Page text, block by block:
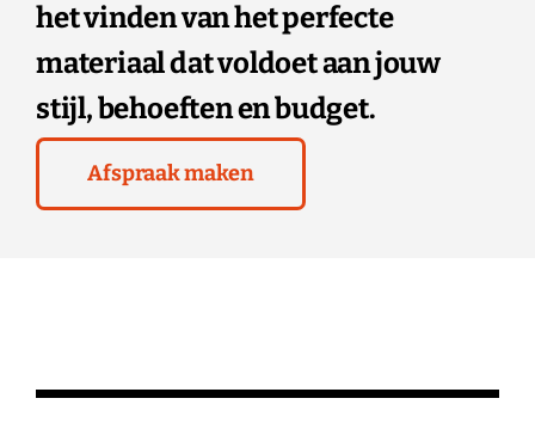
het vinden van het perfecte
materiaal dat voldoet aan jouw
stijl, behoeften en budget.
Afspraak maken